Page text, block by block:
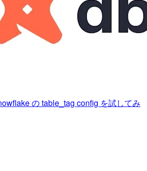
の table_tag config を試してみ